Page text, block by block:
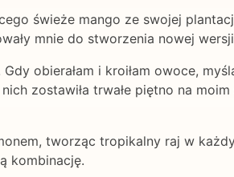
świeże mango ze swojej
mnie do stworzenia nowej
obierałam i kroiłam owoce,
zostawiła trwałe piętno na
tworząc tropikalny raj w
kombinację.